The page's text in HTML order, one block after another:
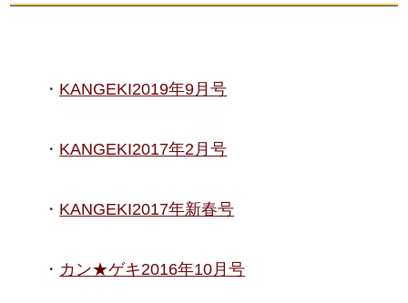
KANGEKI2019年9月号
KANGEKI2017年2月号
KANGEKI2017年新春号
カン★ゲキ2016年10月号